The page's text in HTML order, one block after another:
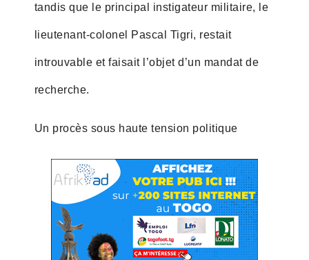
tandis que le principal instigateur militaire, le
lieutenant-colonel Pascal Tigri, restait
introuvable et faisait l’objet d’un mandat de
recherche.
Un procès sous haute tension politique